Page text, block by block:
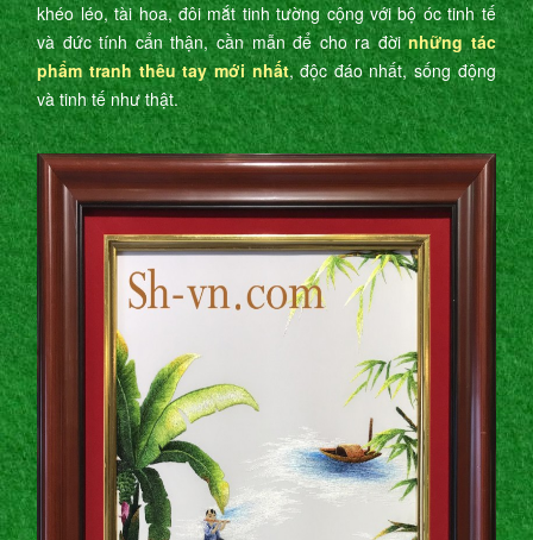
khéo léo, tài hoa, đôi mắt tinh tường cộng với bộ óc tinh tế
và đức tính cẩn thận, cần mẫn để cho ra đờinhững tác
phẩm tranh thêu tay mới nhất, độc đáo nhất, sống động
và tinh tế như thật.